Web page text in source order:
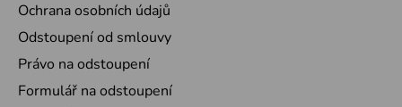
Ochrana osobních údajů
Odstoupení od smlouvy
Právo na odstoupení
Formulář na odstoupení